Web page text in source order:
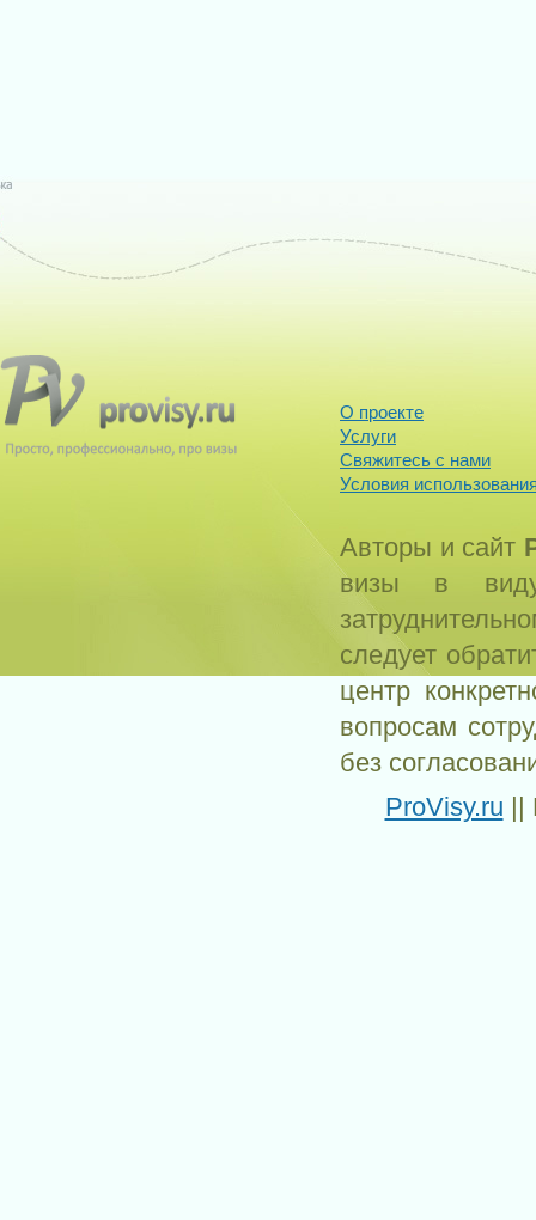
О проекте
Услуги
Свяжитесь с нами
Условия
Авторы и сайт
визы в виду
следует
центр
вопросам
без
ProVisy.ru ||